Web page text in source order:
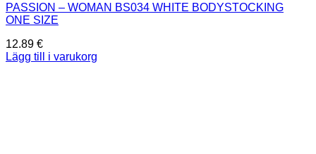
PASSION – WOMAN BS034 WHITE BODYSTOCKING
ONE SIZE
12.89 €
Lägg till i varukorg